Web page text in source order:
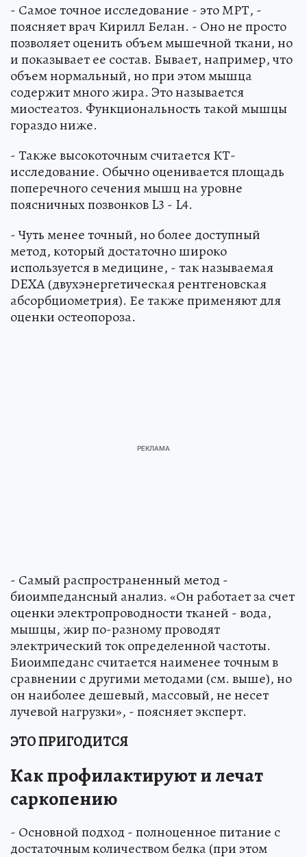
- Самое точное исследование - это МРТ, -
поясняет врач Кирилл Белан. - Оно не просто
позволяет оценить объем мышечной ткани, но
и показывает ее состав. Бывает, например, что
объем нормальный, но при этом мышца
содержит много жира. Это называется
миостеатоз. Функциональность такой мышцы
гораздо ниже.
- Также высокоточным считается КТ-
исследование. Обычно оценивается площадь
поперечного сечения мышц на уровне
поясничных позвонков L3 - L4.
- Чуть менее точный, но более доступный
метод, который достаточно широко
используется в медицине, - так называемая
DEXA (двухэнергетическая рентгеновская
абсорбциометрия). Ее также применяют для
оценки остеопороза.
- Самый распространенный метод -
биоимпедансный анализ. «Он работает за счет
оценки электропроводности тканей - вода,
мышцы, жир по-разному проводят
электрический ток определенной частоты.
Биоимпеданс считается наименее точным в
сравнении с другими методами (см. выше), но
он наиболее дешевый, массовый, не несет
лучевой нагрузки», - поясняет эксперт.
ЭТО ПРИГОДИТСЯ
Как профилактируют и лечат
саркопению
- Основной подход - полноценное питание с
достаточным количеством белка (при этом